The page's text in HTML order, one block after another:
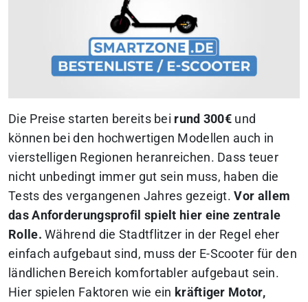
Die Preise starten bereits bei rund 300€ und
können bei den hochwertigen Modellen auch in
vierstelligen Regionen heranreichen. Dass teuer
nicht unbedingt immer gut sein muss, haben die
Tests des vergangenen Jahres gezeigt.Vor allem
das Anforderungsprofil spielt hier eine zentrale
Rolle. Während die Stadtflitzer in der Regel eher
einfach aufgebaut sind, muss der E-Scooter für den
ländlichen Bereich komfortabler aufgebaut sein.
Hier spielen Faktoren wie ein kräftiger Motor,